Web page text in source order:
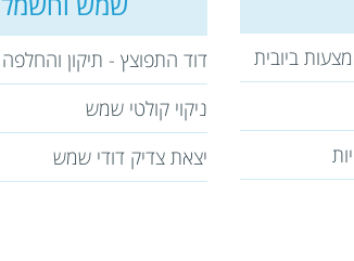
דוד התפוצץ - תיקון והחלפה
ניקוי קולטי שמש
יצאת צדיק דודי שמש
ביובית